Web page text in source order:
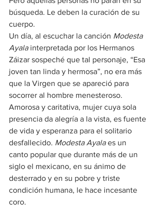
búsqueda. Le deben la curación de su
cuerpo.
Un día, al escuchar la canción Modesta
Ayala interpretada por los Hermanos
Záizar sospeché que tal personaje, “Esa
joven tan linda y hermosa”, no era más
que la Virgen que se apareció para
socorrer al hombre menesteroso.
Amorosa y caritativa, mujer cuya sola
presencia da alegría a la vista, es fuente
de vida y esperanza para el solitario
desfallecido. Modesta Ayala es un
canto popular que durante más de un
siglo el mexicano, en su ánimo de
desterrado y en su pobre y triste
condición humana, le hace incesante
coro.